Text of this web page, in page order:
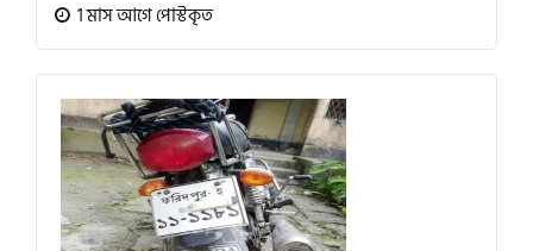
1 মাস আগে পোস্টকৃত